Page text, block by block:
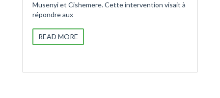
Musenyi et Cishemere. Cette intervention visait à
répondre aux
READ MORE